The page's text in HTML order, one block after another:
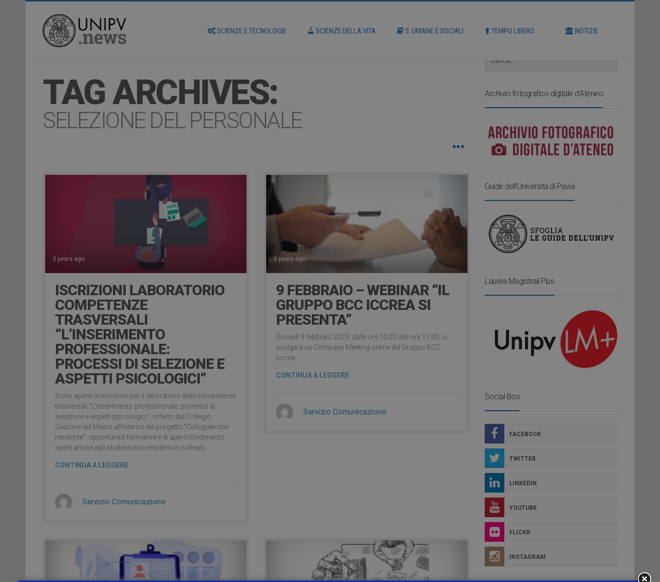
SCIENZE E TECNOLOGIE SCIENZE DELLA VITA S. UMANE E SOCIALI TEMPO LIBERO NOTIZIE
TAG ARCHIVES:
SELEZIONE DEL PERSONALE
3 years ago
ISCRIZIONI LABORATORIO
COMPETENZE
TRASVERSALI
“L’INSERIMENTO
PROFESSIONALE:
PROCESSI DI SELEZIONE E
ASPETTI PSICOLOGICI”
Sono aperte le iscrizioni per il laboratorio delle competenze
trasversali “L’inserimento professionale: processi di
selezione e aspetti psicologici”, offerto dal Collegio
Giasone del Maino all’interno del progetto “Collegiale non
residente”: opportunità formative e di approfondimento
aperti anche agli studenti non residenti in collegio.
CONTINUA A LEGGERE
Servizio Comunicazione
3 years ago
9 FEBBRAIO – WEBINAR “IL
GRUPPO BCC ICCREA SI
PRESENTA”
Giovedì 9 febbraio 2023, dalle ore 10:00 alle ore 11:30, si
svolgerà un Company Meeting online del Gruppo BCC
Iccrea.
CONTINUA A LEGGERE
Servizio Comunicazione
Archivio fotografico digitale d’Ateneo
Guide dell’Università di Pavia
Lauree Magistrali Plus
Social Box
FACEBOOK
TWITTER
LINKEDIN
YOUTUBE
FLICKR
INSTAGRAM